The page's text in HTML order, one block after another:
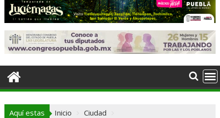
Aquí estas Inicio
Ciudad